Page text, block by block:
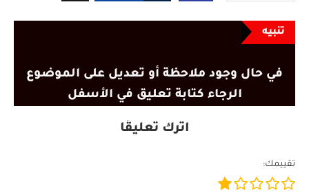
تنبيه
في حال وجود ملاحظة أو تعديل على الموضوع
الرجاء كتابة تعليق في الأسفل
اترك تعليقًا
تقييمك: